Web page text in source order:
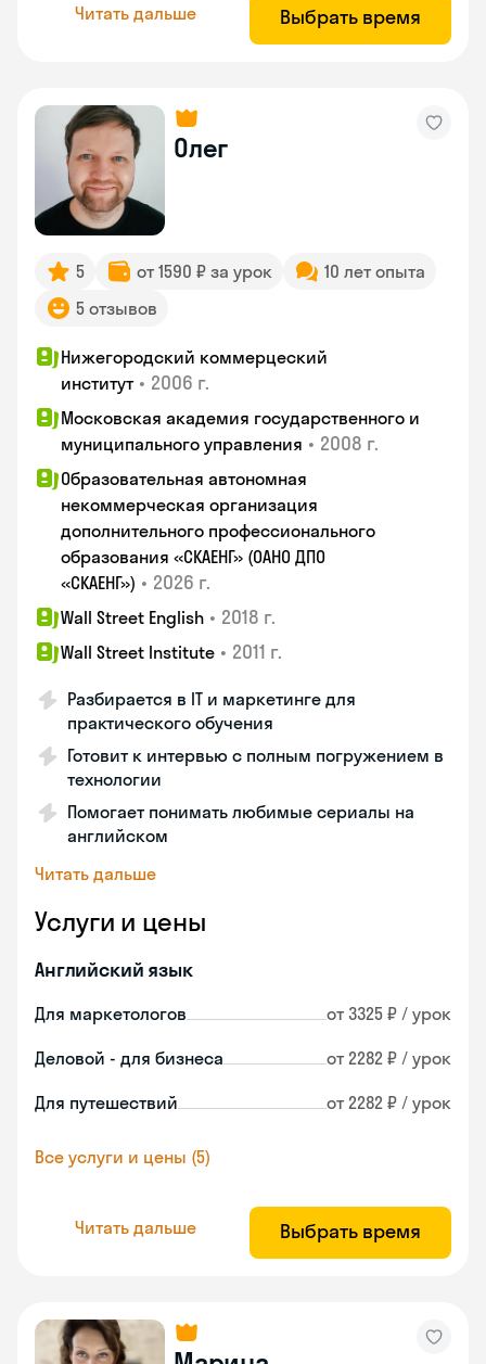
Читать дальше Выбрать время
Олег
5 от 1590 ₽ за урок
10 лет опыта
5 отзывов
Нижегородский коммерцеский
институт • 2006 г.
Московская академия государственного и
муниципального управления • 2008 г.
Образовательная автономная
некоммерческая организация
дополнительного профессионального
образования «СКАЕНГ» (ОАНО ДПО
«СКАЕНГ») • 2026 г.
Wall Street English • 2018 г.
Wall Street Institute • 2011 г.
Разбирается в IT и маркетинге для
практического обучения
Готовит к интервью с полным погружением в
технологии
Помогает понимать любимые сериалы на
английском
Читать дальше
Услуги и цены
Английский язык
Для маркетологов от 3325 ₽ / урок
Деловой - для бизнеса от 2282 ₽ / урок
Для путешествий от 2282 ₽ / урок
Все услуги и цены (5)
Читать дальше Выбрать время